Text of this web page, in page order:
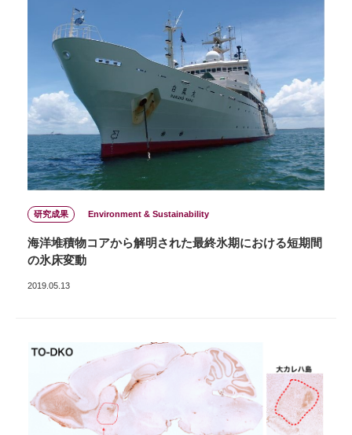
研究成果 Environment & Sustainability
海洋堆積物コアから解明された最終氷期における短期間
の氷床変動
2019.05.13